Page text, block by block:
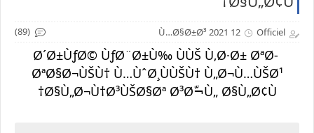
Officiel
12 Ù…Ø§Ø±Ø³ 2021
(89)
Ø´Ø±ÙƒØ© ÙƒØ¨Ø±Ù‰ ÙÙŠ Ù‚Ø·Ø± ØªØ­
ØªØ§Ø¬ÙŠÙ† Ù…ÙˆØ¸ÙÙŠÙ† Ù„Ø¬Ù…ÙŠØ¹
Ø§Ù„Ø¬Ù†Ø³ÙŠØ§Øª Ø³Ø¬ّÙ„ Ø§Ù„Ø¢Ù†